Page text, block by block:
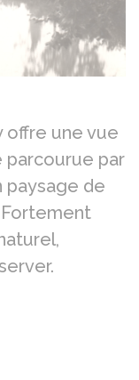
offre une vue
parcourue par
paysage de